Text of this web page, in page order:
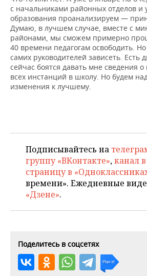
с начальниками районных отделов и
образования проанализируем —
Думаю, в лучшем случае, вместе с
районами, мы сможем примерно
40 времени педагогам освободить. Но
самих руководителей зависеть. Есть
сейчас боятся давать мне сведения
всех инстанций в школу. Но будем
изменения к лучшему.
Подписывайтесь на
группу «ВКонтакте»,канал
страницу в
времени». Ежедневные
«Дзене».
Поделитесь в соцсетях